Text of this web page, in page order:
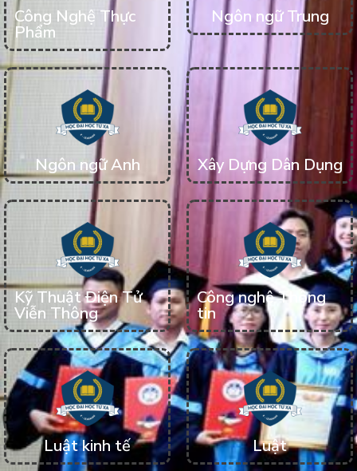
Công Nghệ Thực
Phẩm
Ngôn ngữ Trung
Ngôn ngữ Anh Xây Dựng Dân Dụng
Kỹ Thuật Điện Tử
Viễn Thông
Công nghệ Thông
tin
Luật kinh tế Luật